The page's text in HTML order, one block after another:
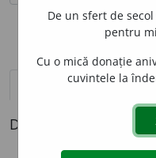
definiții (1)
Definiția cu ID-ul
De un sfert de
pentru
Cu o mică donație
cuvintele la